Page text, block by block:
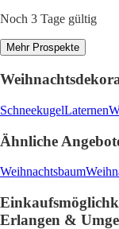
Noch 3 Tage gültig
Mehr Prospekte
SchneekugelLaternen
Ähnliche
Weihnachtsbaum
Erlangen &